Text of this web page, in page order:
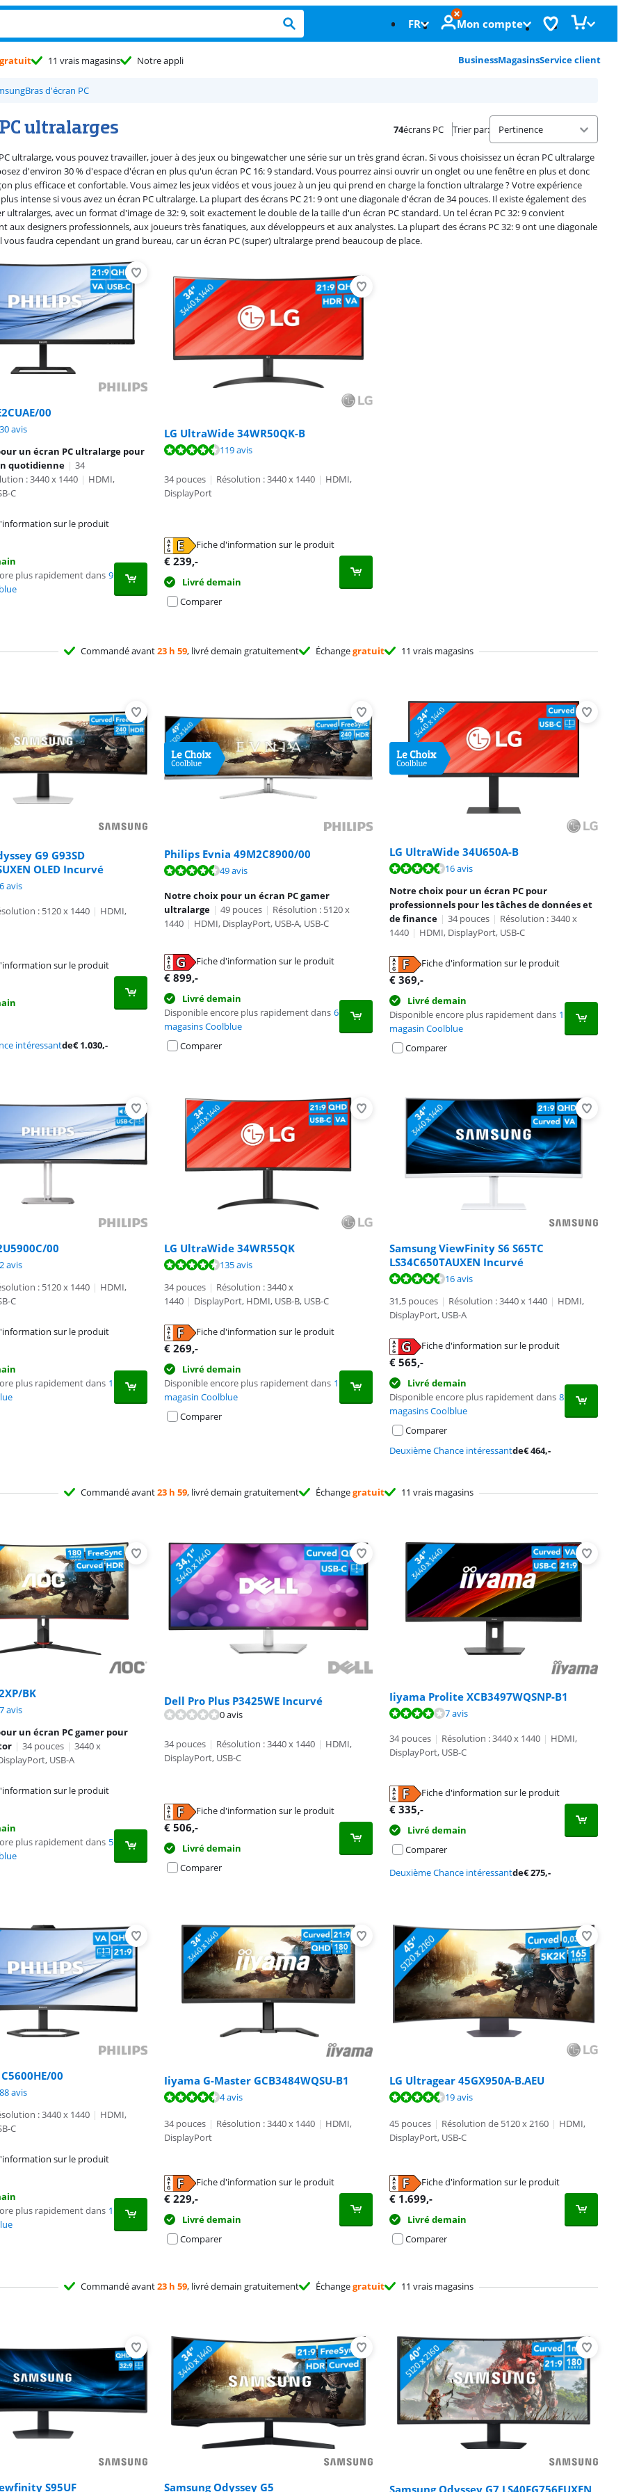
FR Mon compte
gratuit 11 vrais magasins Notre appli BusinessMagasinsService client
Bras d'écran PC
ultralarges 74écrans PC Trier par:
ultralarge, vous pouvez travailler, jouer à des jeux ou bingewatcher une série sur un très grand écran. Si vous choisissez un écran PC ultralarge
d'environ 30 % d'espace d'écran en plus qu'un écran PC 16: 9 standard. Vous pourrez ainsi ouvrir un onglet ou une fenêtre en plus et donc
plus efficace et confortable. Vous aimez les jeux vidéos et vous jouez à un jeu qui prend en charge la fonction ultralarge ? Votre expérience
intense si vous avez un écran PC ultralarge. La plupart des écrans PC 21: 9 ont une diagonale d'écran de 34 pouces. Il existe également des
ultralarges, avec un format d'image de 32: 9, soit exactement le double de la taille d'un écran PC standard. Un tel écran PC 32: 9 convient
aux designers professionnels, aux joueurs très fanatiques, aux développeurs et aux analystes. La plupart des écrans PC 32: 9 ont une diagonale
vous faudra cependant un grand bureau, car un écran PC (super) ultralarge prend beaucoup de place.
00
sur 10, basée sur 430 avis.
avis
un écran PC ultralarge pour
quotidienne | 34
: 3440 x 1440 | HDMI,
C
sur le produit
nouvel onglet
plus rapidement dans 9
LG UltraWide 34WR50QK-B
sur 10, basée sur 119 avis. 119 avis
34 pouces | Résolution : 3440 x 1440 | HDMI,
DisplayPort
Fiche d'information sur le produit
nouvel onglet
€ 239,-
Livré demain
Comparer
Commandé avant23 h 59, livré demain gratuitement Échangegratuit 11 vrais magasins
G9 G93SD
OLED Incurvé
sur 10, basée sur 36 avis.
avis
: 5120 x 1440 | HDMI,
sur le produit
nouvel onglet
intéressantde€1.030,-
Philips Evnia 49M2C8900/00
sur 10, basée sur 49 avis.
49 avis
Notre choix pour un écran PC gamer
ultralarge | 49 pouces | Résolution : 5120 x
1440 | HDMI, DisplayPort, USB-A, USB-C
Fiche d'information sur le produit
nouvel onglet
€ 899,-
Livré demain
Disponible encore plus rapidement dans 6
magasins Coolblue
Comparer
LG UltraWide 34U650A-B
sur 10, basée sur 16 avis.
16 avis
Notre choix pour un écran PC pour
professionnels pour les tâches de données et
de finance | 34 pouces | Résolution : 3440 x
1440 | HDMI, DisplayPort, USB-C
Fiche d'information sur le produit
nouvel onglet
€ 369,-
Livré demain
Disponible encore plus rapidement dans 1
magasin Coolblue
Comparer
00
sur 10, basée sur 32 avis.
avis
: 5120 x 1440 | HDMI,
C
sur le produit
nouvel onglet
plus rapidement dans 1
LG UltraWide 34WR55QK
sur 10, basée sur 135 avis.
135 avis
34 pouces | Résolution : 3440 x
1440 | DisplayPort, HDMI, USB-B, USB-C
Fiche d'information sur le produit
nouvel onglet
€ 269,-
Livré demain
Disponible encore plus rapidement dans 1
magasin Coolblue
Comparer
Samsung ViewFinity S6 S65TC
LS34C650TAUXEN Incurvé
16 avis
31,5 pouces | Résolution : 3440 x 1440 | HDMI,
DisplayPort, USB-A
Fiche d'information sur le produit
€ 565,-
Livré demain
Disponible encore plus rapidement dans 8
magasins Coolblue
Comparer
Deuxième Chance intéressantde€464,-
Commandé avant23 h 59, livré demain gratuitement Échangegratuit 11 vrais magasins
BK
sur 10, basée sur 67 avis.
avis
un écran PC gamer pour
| 34 pouces | 3440 x
USB-A
sur le produit
nouvel onglet
plus rapidement dans 5
Dell Pro Plus P3425WE Incurvé
0 avis
34 pouces | Résolution : 3440 x 1440 | HDMI,
DisplayPort, USB-C
Fiche d'information sur le produit
nouvel onglet
€ 506,-
Livré demain
Comparer
Iiyama Prolite XCB3497WQSNP-B1
sur 10, basée sur 7 avis. 7 avis
34 pouces | Résolution : 3440 x 1440 | HDMI,
DisplayPort, USB-C
Fiche d'information sur le produit
nouvel onglet
€ 335,-
Livré demain
Comparer
Deuxième Chance intéressantde€275,-
00
sur 10, basée sur 388 avis.
avis
: 3440 x 1440 | HDMI,
C
sur le produit
nouvel onglet
plus rapidement dans 1
Iiyama G-Master GCB3484WQSU-B1
sur 10, basée sur 4 avis. 4 avis
34 pouces | Résolution : 3440 x 1440 | HDMI,
DisplayPort
Fiche d'information sur le produit
nouvel onglet
€ 229,-
Livré demain
Comparer
LG Ultragear 45GX950A-B.AEU
sur 10, basée sur 19 avis. 19 avis
45 pouces | Résolution de 5120 x 2160 | HDMI,
DisplayPort, USB-C
Fiche d'information sur le produit
nouvel onglet
€ 1.699,-
Livré demain
Comparer
Commandé avant23 h 59, livré demain gratuitement Échangegratuit 11 vrais magasins
S95UF Samsung Odyssey G5 Samsung Odyssey G7 LS40FG756EUXEN